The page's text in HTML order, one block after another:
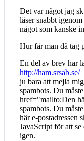
Det var något jag
läser snabbt
något som kanske
Hur får man då tag
En del av brev har
http://ham.srsab.se/
ju bara att mejla
spambots. Du
href="mailto:Den
spambots. Du
här e-postadressen
JavaScript för att se
igen.